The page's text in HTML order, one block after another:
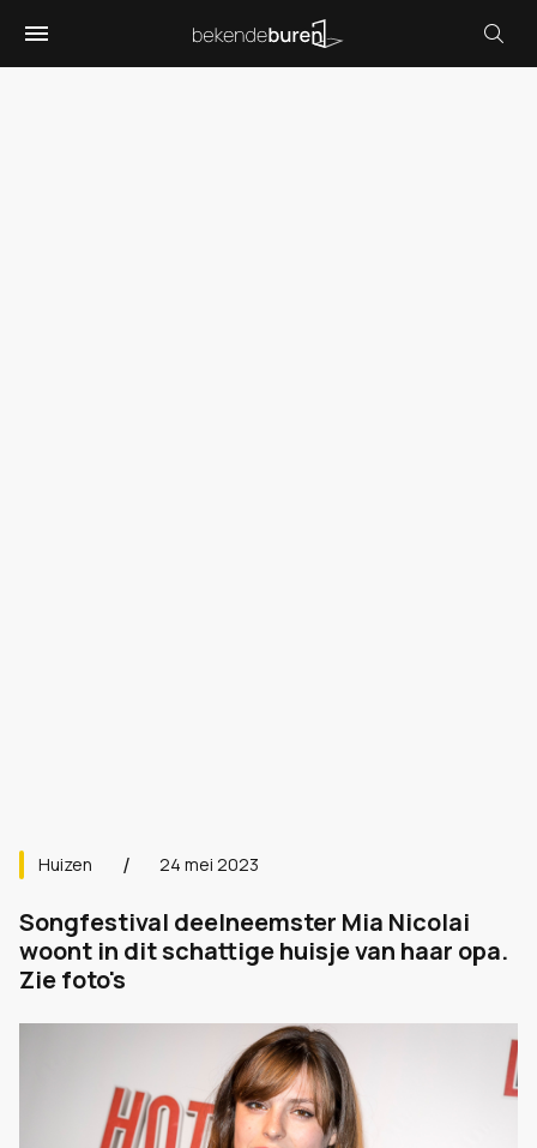
Huizen 24 mei 2023
Songfestival deelneemster Mia Nicolai
woont in dit schattige huisje van haar opa.
Zie foto's